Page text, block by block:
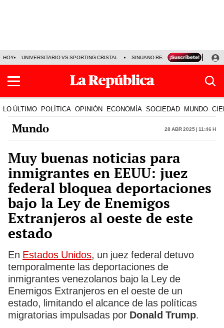
HOY UNIVERSITARIO VS SPORTING CRISTAL SINUANO RESULTADOS HOY
LO ÚLTIMO POLÍTICA OPINIÓN ECONOMÍA SOCIEDAD MUNDO
Mundo 28 Abr 2025 | 11:46 h
Muy buenas noticias para
inmigrantes en EEUU: juez
federal bloquea deportaciones
bajo la Ley de Enemigos
Extranjeros al oeste de este
estado
En Estados Unidos, un juez federal detuvo
temporalmente las deportaciones de
inmigrantes venezolanos bajo la Ley de
Enemigos Extranjeros en el oeste de un
estado, limitando el alcance de las políticas
migratorias impulsadas por Donald Trump.